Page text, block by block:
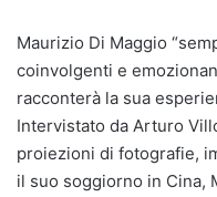
Maurizio Di Maggio
coinvolgenti e
racconterà la sua
Intervistato da Arturo
proiezioni di fotografie,
il suo soggiorno in Cina,